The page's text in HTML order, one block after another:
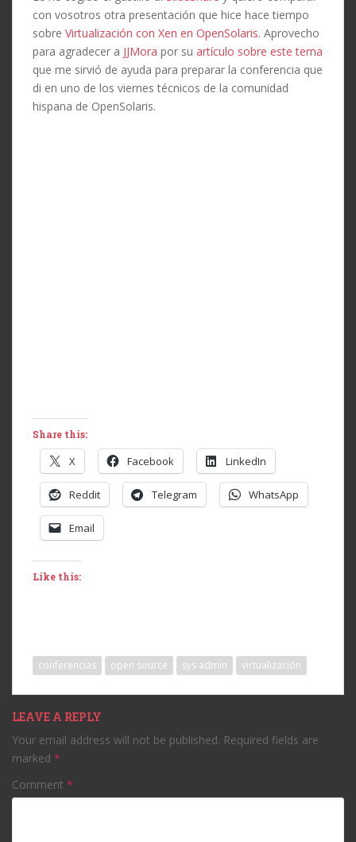
con vosotros otra presentación que hice hace tiempo
sobre Virtualización con Xen en OpenSolaris. Aprovecho
para agradecer a JJMora por su artículo sobre este tema
que me sirvió de ayuda para preparar la conferencia que
di en uno de los viernes técnicos de la comunidad
hispana de OpenSolaris.
Share this:
X Facebook LinkedIn
Reddit Telegram WhatsApp
Email
Like this:
conferencias open source sys admin virtualización
LEAVE A REPLY
Your email address will not be published. Required fields are
marked *
Comment *